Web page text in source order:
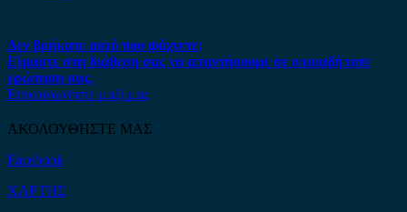
Δεν βρήκατε αυτό που ψάχνετε;
Είμαστε στη διάθεση σας να απαντήσουμε σε οποιαδήποτε
ερώτηση σας.
Επικοινωνήστε μαζί μας
ΑΚΟΛΟΥΘΗΣΤΕ ΜΑΣ
Facebook
ΧΑΡΤΗΣ